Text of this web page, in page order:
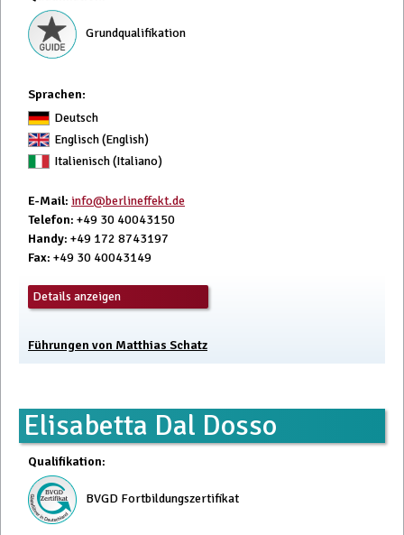
Grundqualifikation
Sprachen:
Deutsch
Englisch (English)
Italienisch (Italiano)
E-Mail: info@berlineffekt.de
Telefon: +49 30 40043150
Handy: +49 172 8743197
Fax: +49 30 40043149
Details anzeigen
Führungen von Matthias Schatz
Elisabetta Dal Dosso
Qualifikation:
BVGD Fortbildungszertifikat